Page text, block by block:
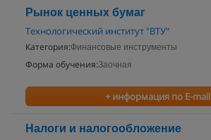
Рынок ценных бумаг
Технологический институт "ВТУ"
Категория:Финансовые инструменты
Форма обучения:Заочная
+ информация по E-mail
Налоги и налогообложение